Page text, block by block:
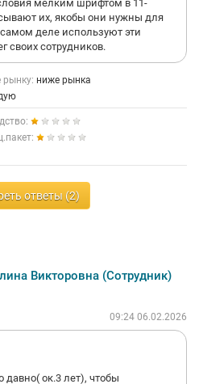
мелким шрифтом в 11-
их, якобы они нужны для
деле используют эти
своих сотрудников.
рынку: ниже рынка
ответы (2)
Викторовна (Сотрудник)
09:24 06.02.2026
давно( ок.3 лет), чтобы